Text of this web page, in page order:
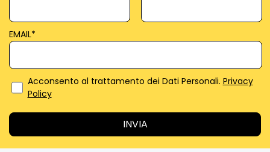
EMAIL*
Acconsento al trattamento dei Dati Personali. Privacy
Policy